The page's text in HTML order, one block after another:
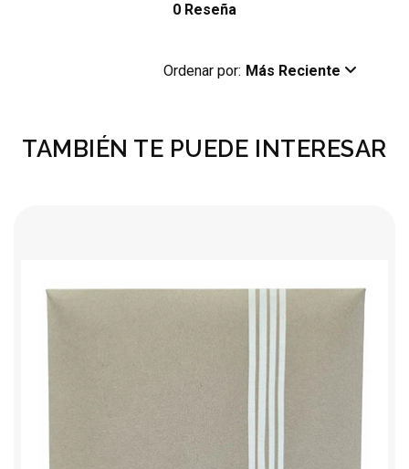
0 Reseña
Ordenar por: Más Reciente
TAMBIÉN TE PUEDE INTERESAR